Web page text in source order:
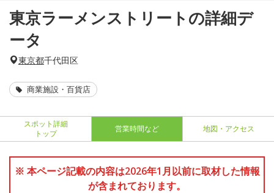
東京ラーメンストリートの詳細デ
ータ
東京都千代田区
商業施設・百貨店
スポット詳細
トップ
営業時間など 地図・アクセス
※ 本ページ記載の内容は2026年1月以前に取材した情報
が含まれております。